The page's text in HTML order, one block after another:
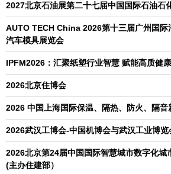
2027北京石油展第二十七届中国国际石油石
AUTO TECH China 2026第十三届广州国际
汽车模具展览会
IPFM2026：汇聚纸塑行业智慧 赋能高质健
2026北京住博会
2026 中国上海国际保温、隔热、防火、隔音
2026武汉工博会-中国机博会与武汉工业博览
2026北京第24届中国国际智慧城市数字化城
(主办住建部）